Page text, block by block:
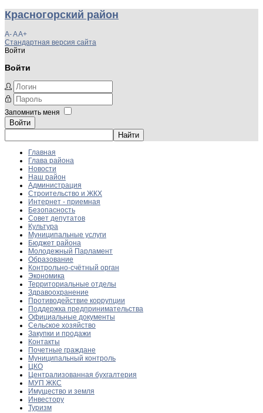
Красногорский район
A-AA+
Стандартная версия сайта
Войти
Войти
Запомнить меня
Войти
Главная
Глава района
Новости
Наш район
Администрация
Строительство и ЖКХ
Интернет - приемная
Безопасность
Совет депутатов
Культура
Муниципальные услуги
Бюджет района
Молодежный Парламент
Образование
Контрольно-счётный орган
Экономика
Территориальные отделы
Здравоохранение
Противодействие коррупции
Поддержка предпринимательства
Официальные документы
Сельское хозяйство
Закупки и продажи
Контакты
Почетные граждане
Муниципальный контроль
ЦКО
Централизованная бухгалтерия
МУП ЖКС
Имущество и земля
Инвестору
Туризм